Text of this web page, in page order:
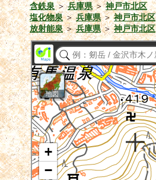
含鉄泉＞兵庫県＞神戸市北区
塩化物泉＞兵庫県＞神戸市北区
放射能泉＞兵庫県＞神戸市北区